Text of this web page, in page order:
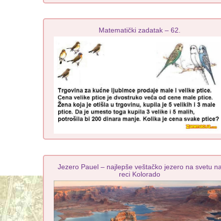
Matematički zadatak – 62.
Jezero Pauel – najlepše veštačko jezero na svetu
reci Kolorado